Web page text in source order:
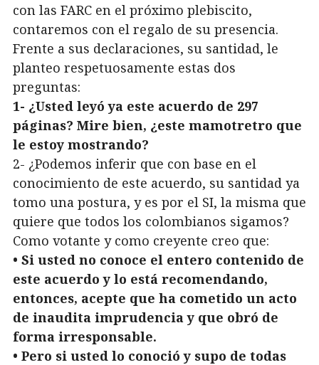
con las FARC en el próximo plebiscito,
contaremos con el regalo de su presencia.
Frente a sus declaraciones, su santidad, le
planteo respetuosamente estas dos
preguntas:
1- ¿Usted leyó ya este acuerdo de 297
páginas? Mire bien, ¿este mamotretro que
le estoy mostrando?
2- ¿Podemos inferir que con base en el
conocimiento de este acuerdo, su santidad ya
tomo una postura, y es por el SI, la misma que
quiere que todos los colombianos sigamos?
Como votante y como creyente creo que:
• Si usted no conoce el entero contenido de
este acuerdo y lo está recomendando,
entonces, acepte que ha cometido un acto
de inaudita imprudencia y que obró de
forma irresponsable.
• Pero si usted lo conoció y supo de todas